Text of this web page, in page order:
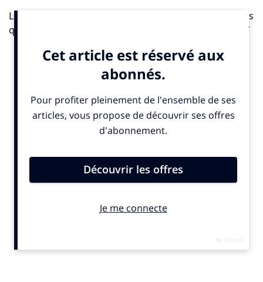
Le livre blanc s’intéresse aux mutations technologiques
qui façonnent l’avenir du secteur. Intitulé sobrement
7
plusieurs experts et dirigeants d’entreprises de la tech
retail, et identifie les transformations majeures à
entre intelligence artificielle, commerce omnicanal,
données clients, traçabilité, et personnalisation.
Une IA qui transforme l’opérationnel et le marketing
L’IA a déjà commencé à transformer le paysage du retail
annonce Sophie Marchessou, Chief Customer Officer